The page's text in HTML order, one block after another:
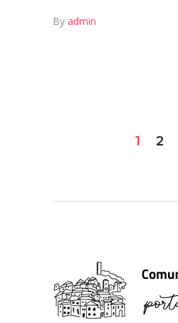
By admin
1 2